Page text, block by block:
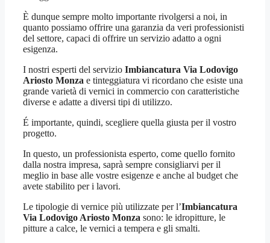
È dunque sempre molto importante rivolgersi a noi, in
quanto possiamo offrire una garanzia da veri professionisti
del settore, capaci di offrire un servizio adatto a ogni
esigenza.
I nostri esperti del servizio Imbiancatura Via Lodovigo
Ariosto Monza e tinteggiatura vi ricordano che esiste una
grande varietà di vernici in commercio con caratteristiche
diverse e adatte a diversi tipi di utilizzo.
É importante, quindi, scegliere quella giusta per il vostro
progetto.
In questo, un professionista esperto, come quello fornito
dalla nostra impresa, saprà sempre consigliarvi per il
meglio in base alle vostre esigenze e anche al budget che
avete stabilito per i lavori.
Le tipologie di vernice più utilizzate per l’Imbiancatura
Via Lodovigo Ariosto Monza sono: le idropitture, le
pitture a calce, le vernici a tempera e gli smalti.